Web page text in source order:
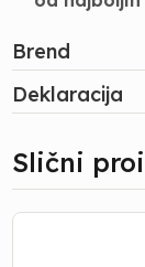
Brend
Deklaracija
Slični
Pločice